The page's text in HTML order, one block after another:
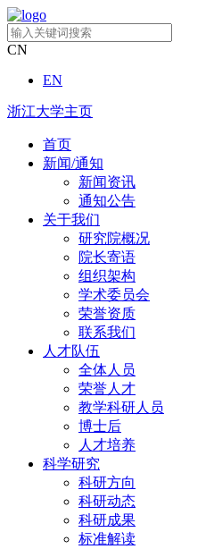
CN
EN
浙江大学主页
首页
新闻/通知
新闻资讯
通知公告
关于我们
研究院概况
院长寄语
组织架构
学术委员会
荣誉资质
联系我们
人才队伍
全体人员
荣誉人才
教学科研人员
博士后
人才培养
科学研究
科研方向
科研动态
科研成果
标准解读